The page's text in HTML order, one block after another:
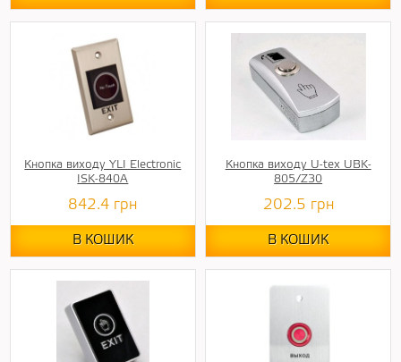
Кнопка виходу YLI Electronic
ISK-840A
842.4 грн
В КОШИК
Кнопка виходу U-tex UBK-
805/Z30
202.5 грн
В КОШИК